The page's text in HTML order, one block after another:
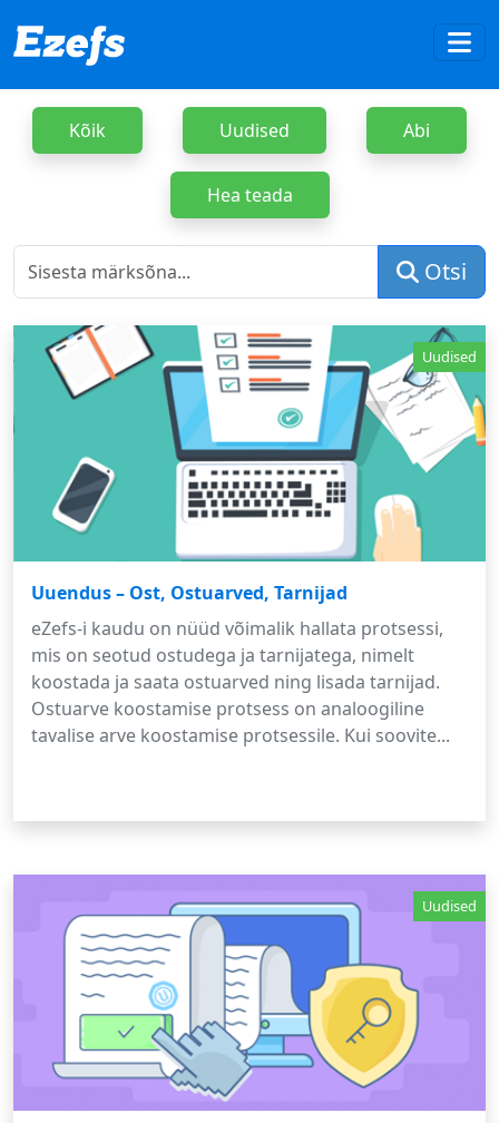
Kõik Uudised Abi
Hea teada
Otsi
Uuendus – Ost, Ostuarved, Tarnijad
Uudised
eZefs-i kaudu on nüüd võimalik hallata protsessi,
mis on seotud ostudega ja tarnijatega, nimelt
koostada ja saata ostuarved ning lisada tarnijad.
Ostuarve koostamise protsess on analoogiline
tavalise arve koostamise protsessile. Kui soovite...
Uudised